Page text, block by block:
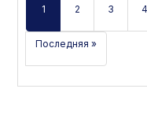
1 2 3 4
Последняя »